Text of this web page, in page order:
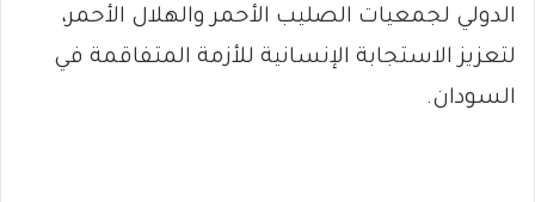
الدولي لجمعيات الصليب الأحمر والهلال الأحمر،
لتعزيز الاستجابة الإنسانية للأزمة المتفاقمة في
السودان.